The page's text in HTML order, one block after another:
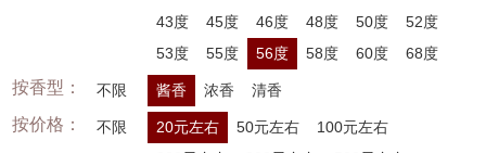
43度
45度 46度 48度 50度
52度
53度
55度 56度 58度 60度 68度
按香型： 不限 酱香 浓香 清香
按价格： 不限 20元左右 50元左右
100元左右